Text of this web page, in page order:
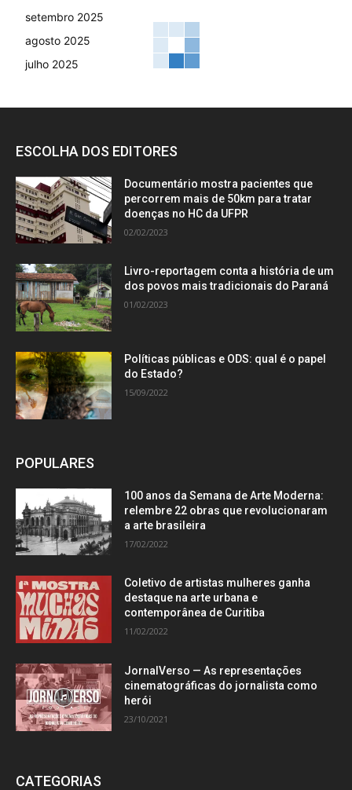
setembro 2025
agosto 2025
julho 2025
ESCOLHA DOS EDITORES
Documentário mostra pacientes que
percorrem mais de 50km para tratar
doenças no HC da UFPR
02/02/2023
Livro-reportagem conta a história de um
dos povos mais tradicionais do Paraná
01/02/2023
Políticas públicas e ODS: qual é o papel
do Estado?
15/09/2022
POPULARES
100 anos da Semana de Arte Moderna:
relembre 22 obras que revolucionaram
a arte brasileira
17/02/2022
Coletivo de artistas mulheres ganha
destaque na arte urbana e
contemporânea de Curitiba
11/02/2022
JornalVerso — As representações
cinematográficas do jornalista como
herói
23/10/2021
CATEGORIAS